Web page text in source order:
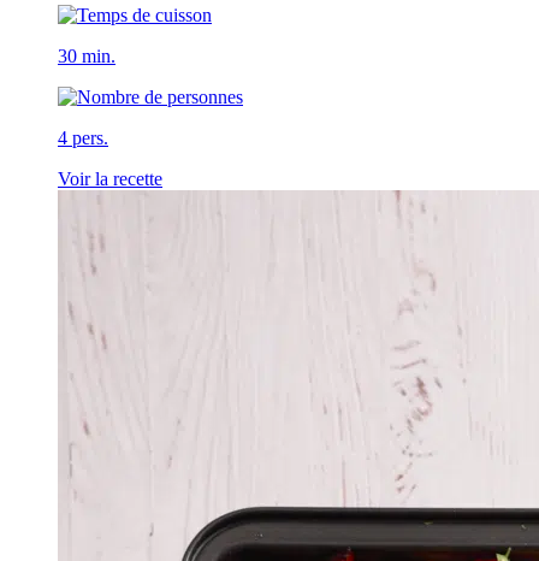
30 min.
4 pers.
Voir la recette